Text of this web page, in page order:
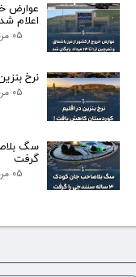
عوارض
اعلام شد
۰۵ مرداد ۰۵
نرخ
۰۵ مرداد ۰۵
گرفت
۰۵ مرداد ۰۵